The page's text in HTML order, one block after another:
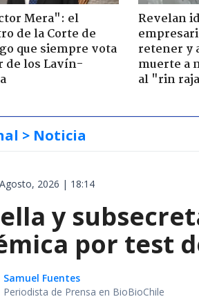
Mera": el
de la Corte de
que siempre vota
de los Lavín-
Revelan
retener y
muerte a
al "rin
> Noticia
2026 | 18:14
y
por test
Samuel Fuentes
Periodista de Prensa en BioBioChile